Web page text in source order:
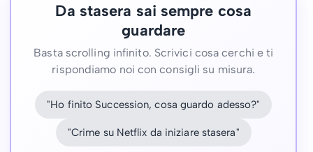
Da stasera sai sempre cosa
guardare
Basta scrolling infinito. Scrivici cosa cerchi e ti
rispondiamo noi con consigli su misura.
"Ho finito Succession, cosa guardo adesso?"
"Crime su Netflix da iniziare stasera"